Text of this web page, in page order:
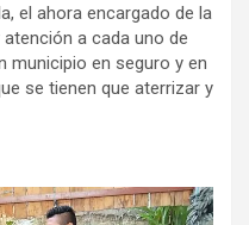
el ahora encargado de la
a cada uno de
municipio en seguro y en
se tienen que aterrizar y